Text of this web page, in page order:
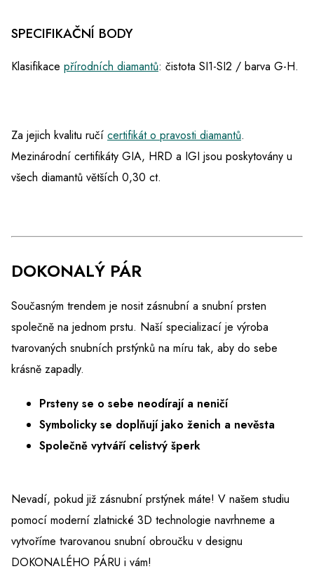
SPECIFIKAČNÍ BODY
Klasifikace přírodních diamantů: čistota SI1-SI2 / barva G-H.
Za jejich kvalitu ručí certifikát o pravosti diamantů.
Mezinárodní certifikáty GIA, HRD a IGI jsou poskytovány u
všech diamantů větších 0,30 ct.
DOKONALÝ PÁR
Současným trendem je nosit zásnubní a snubní prsten
společně na jednom prstu. Naší specializací je výroba
tvarovaných snubních prstýnků na míru tak, aby do sebe
krásně zapadly.
Prsteny se o sebe neodírají a neničí
Symbolicky se doplňují jako ženich a nevěsta
Společně vytváří celistvý šperk
Nevadí, pokud již zásnubní prstýnek máte! V našem studiu
pomocí moderní zlatnické 3D technologie navrhneme a
vytvoříme tvarovanou snubní obroučku v designu
DOKONALÉHO PÁRU i vám!